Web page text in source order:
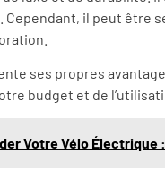
Cependant, il peut être
ses propres
budget et de
Votre Vélo Électrique